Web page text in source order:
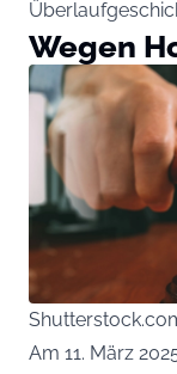
Wegen
Am 11. März